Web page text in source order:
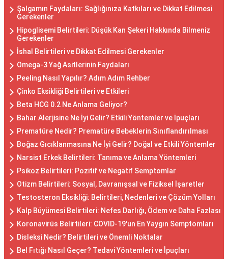
Şalgamın Faydaları: Sağlığınıza Katkıları ve Dikkat Edilmesi
Gerekenler
Hipoglisemi Belirtileri: Düşük Kan Şekeri Hakkında Bilmeniz
Gerekenler
İshal Belirtileri ve Dikkat Edilmesi Gerekenler
Omega-3 Yağ Asitlerinin Faydaları
Peeling Nasıl Yapılır? Adım Adım Rehber
Çinko Eksikliği Belirtileri ve Etkileri
Beta HCG 0.2 Ne Anlama Geliyor?
Bahar Alerjisine Ne İyi Gelir? Etkili Yöntemler ve İpuçları
Prematüre Nedir? Prematüre Bebeklerin Sınıflandırılması
Boğaz Gıcıklanmasına Ne İyi Gelir? Doğal ve Etkili Yöntemler
Narsist Erkek Belirtileri: Tanıma ve Anlama Yöntemleri
Psikoz Belirtileri: Pozitif ve Negatif Semptomlar
Otizm Belirtileri: Sosyal, Davranışsal ve Fiziksel İşaretler
Testosteron Eksikliği: Belirtileri, Nedenleri ve Çözüm Yolları
Kalp Büyümesi Belirtileri: Nefes Darlığı, Ödem ve Daha Fazlası
Koronavirüs Belirtileri: COVID-19'un En Yaygın Semptomları
Disleksi Nedir? Belirtileri ve Önemli Noktalar
Bel Fıtığı Nasıl Geçer? Tedavi Yöntemleri ve İpuçları